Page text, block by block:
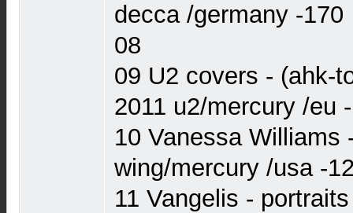
decca /germany -170
08
09 U2 covers - (ahk-
2011 u2/mercury /eu
10 Vanessa Williams
wing/mercury /usa -
11 Vangelis -